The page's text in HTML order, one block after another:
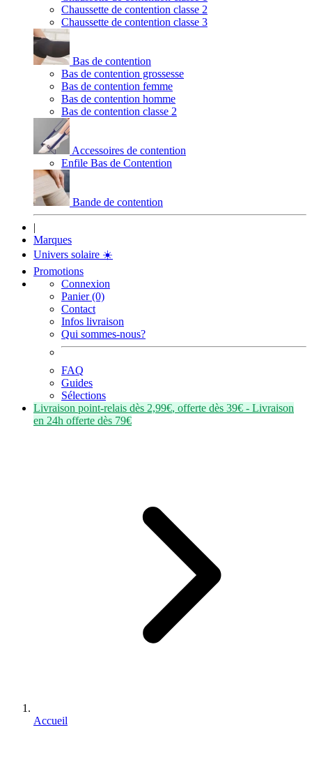
Chaussette de contention classe 2
Chaussette de contention classe 3
Bas de contention
Bas de contention grossesse
Bas de contention femme
Bas de contention homme
Bas de contention classe 2
Accessoires de contention
Enfile Bas de Contention
Bande de contention
|
Marques
Univers solaire ☀️
Promotions
Connexion
Panier (0)
Contact
Infos livraison
Qui sommes-nous?
FAQ
Guides
Sélections
Livraison point-relais dès 2,99€, offerte dès 39€ - Livraison
en 24h offerte dès 79€
Accueil